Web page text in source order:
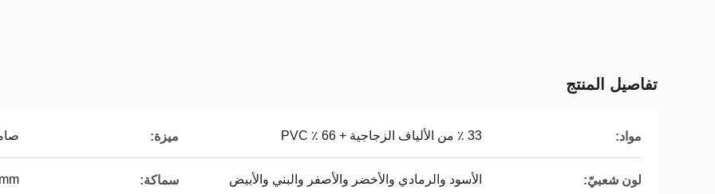
تفاصيل المنتج
مواد: 33 ٪ من الألياف الزجاجية + 66 ٪ PVC ميزة:
لون شعبيّ: الأسود والرمادي والأخضر والأصفر والبني والأبيض سماكة: